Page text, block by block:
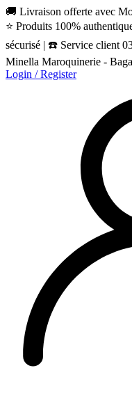
🚚 Livraison offerte avec
⭐ Produits 100%
sécurisé | ☎️ Service client
Minella Maroquinerie -
Login / Register